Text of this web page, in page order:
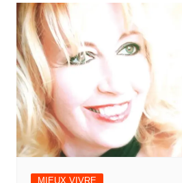
MIEUX VIVRE